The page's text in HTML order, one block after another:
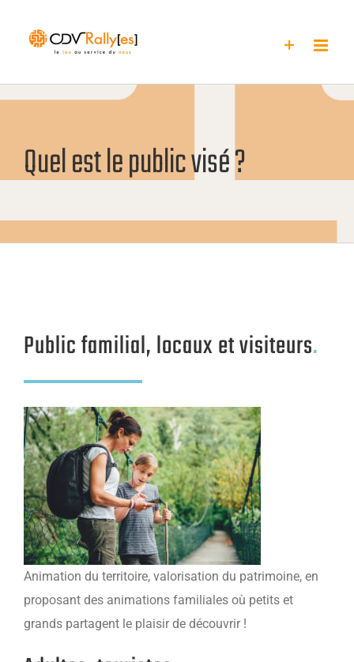
Quel est le public visé ?
Public familial, locaux et visiteurs.
Animation du territoire, valorisation du patrimoine, en
proposant des animations familiales où petits et
grands partagent le plaisir de découvrir !